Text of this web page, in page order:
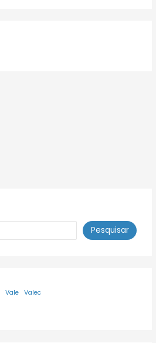
Pesquisar
Vale Valec